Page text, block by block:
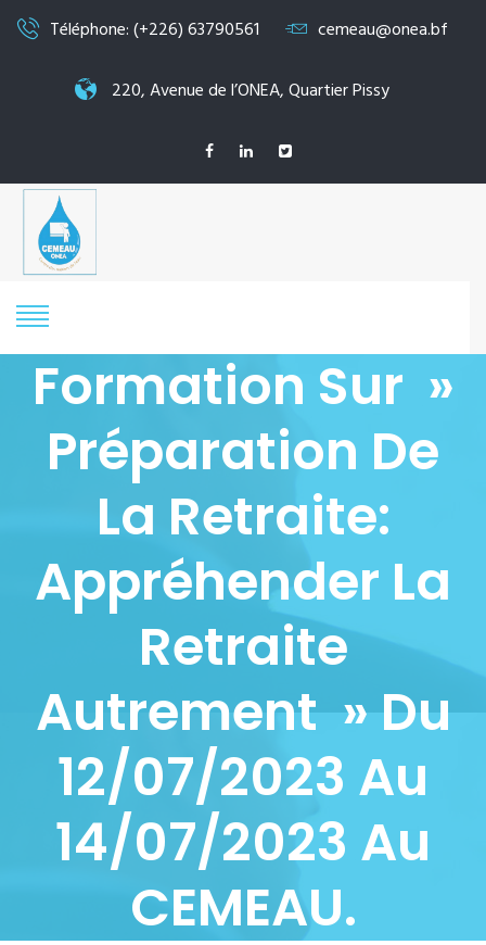
Téléphone: (+226) 63790561 cemeau@onea.bf
220, Avenue de l’ONEA, Quartier Pissy
Formation Sur »
Préparation De
La Retraite:
Appréhender La
Retraite
Autrement » Du
12/07/2023 Au
14/07/2023 Au
CEMEAU.